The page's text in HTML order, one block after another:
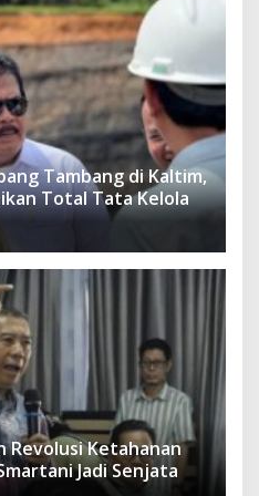
Tambang di Kaltim,
Total Tata Kelola
Revolusi Ketahanan
Jadi Senjata